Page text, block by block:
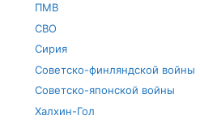
ПМВ
СВО
Сирия
Советско-финляндской войны
Советско-японской войны
Халхин-Гол